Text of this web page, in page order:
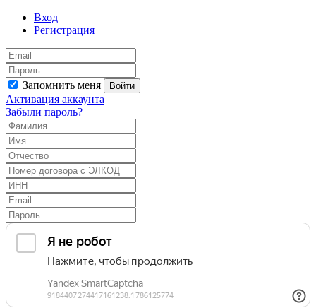
Вход
Регистрация
Запомнить меня Войти
Активация аккаунта
Забыли пароль?